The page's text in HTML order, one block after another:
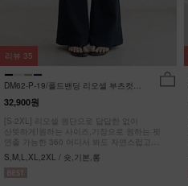
DM62-P-19/폴드밴딩 리오셀 부츠컷팬
츠_HR
32,900원
[S-2XL] 리오셀 원단으로 답답한 없이
산뜻하게!원하는 사이즈,기장으로 원하는 핏
연출 가능한 360 어디서 봐도 자연스럽고
균형잡힌 부츠컷 팬츠
S,M,L,XL,2XL / 숏,기본,롱
리뷰 35